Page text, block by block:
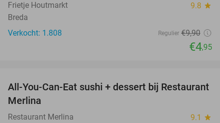
Frietje Houtmarkt 9.8 star
Breda
Verkocht: 1.808
Regulier €9,90
€4,95
39%
All-You-Can-Eat sushi + dessert bij Restaurant
Merlina
Restaurant Merlina 9.1 star